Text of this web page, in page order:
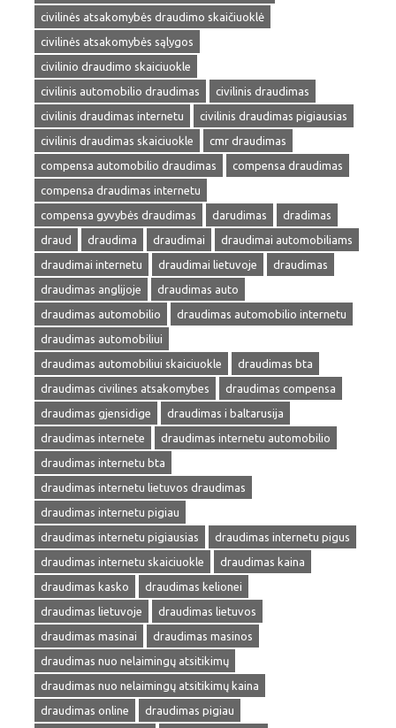
civilinės atsakomybės draudimo skaičiuoklė
civilinės atsakomybės sąlygos
civilinio draudimo skaiciuokle
civilinis automobilio draudimas
civilinis draudimas
civilinis draudimas internetu
civilinis draudimas pigiausias
civilinis draudimas skaiciuokle
cmr draudimas
compensa automobilio draudimas
compensa draudimas
compensa draudimas internetu
compensa gyvybės draudimas
darudimas
dradimas
draud
draudima draudimai
draudimai automobiliams
draudimai internetu
draudimai lietuvoje
draudimas
draudimas anglijoje
draudimas auto
draudimas automobilio
draudimas automobilio internetu
draudimas automobiliui
draudimas automobiliui skaiciuokle
draudimas bta
draudimas civilines atsakomybes
draudimas compensa
draudimas gjensidige
draudimas i baltarusija
draudimas internete
draudimas internetu automobilio
draudimas internetu bta
draudimas internetu lietuvos draudimas
draudimas internetu pigiau
draudimas internetu pigiausias
draudimas internetu pigus
draudimas internetu skaiciuokle
draudimas kaina
draudimas kasko
draudimas kelionei
draudimas lietuvoje
draudimas lietuvos
draudimas masinai
draudimas masinos
draudimas nuo nelaimingų atsitikimų
draudimas nuo nelaimingų atsitikimų kaina
draudimas online
draudimas pigiau